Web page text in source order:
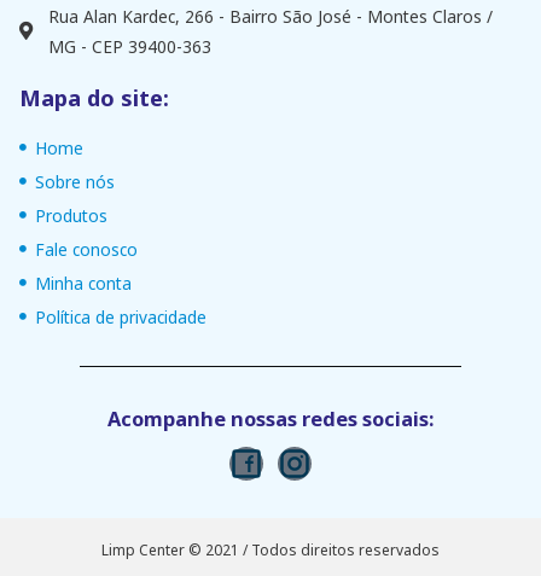
Rua Alan Kardec, 266 - Bairro São José - Montes Claros /
MG - CEP 39400-363
Mapa do site:
Home
Sobre nós
Produtos
Fale conosco
Minha conta
Política de privacidade
Acompanhe nossas redes sociais:
Limp Center © 2021 / Todos direitos reservados